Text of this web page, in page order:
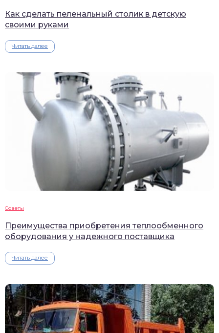
Как сделать пеленальный столик в детскую
своими руками
Читать далее
Советы
Преимущества приобретения теплообменного
оборудования у надежного поставщика
Читать далее